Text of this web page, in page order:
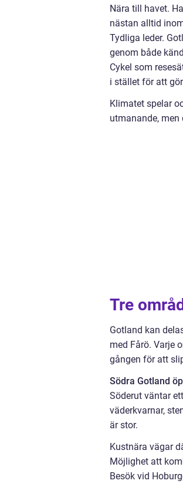
Nära till havet.
nästan alltid
Tydliga leder.
genom både
Cykel som
i stället för att
Klimatet spelar
utmanande,
Tre
Gotland kan
med Fårö. Varje
gången för att
Södra Gotland
Söderut väntar
väderkvarnar,
är stor.
Kustnära vägar
Möjlighet att
Besök vid